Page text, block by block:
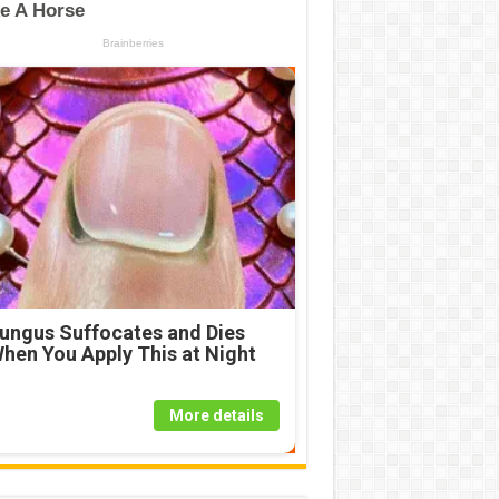
Suffocates and Dies
You Apply This at Night
More details